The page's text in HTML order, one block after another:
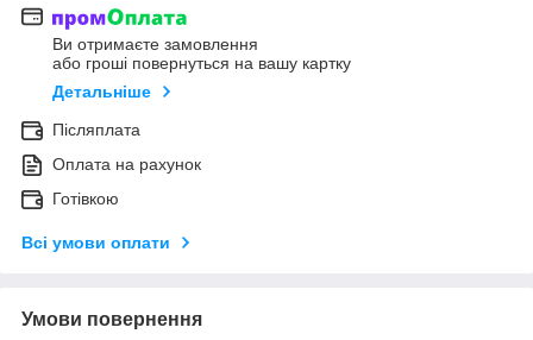
Ви отримаєте замовлення
або гроші повернуться на вашу картку
Детальніше
Післяплата
Оплата на рахунок
Готівкою
Всі умови оплати
Умови повернення